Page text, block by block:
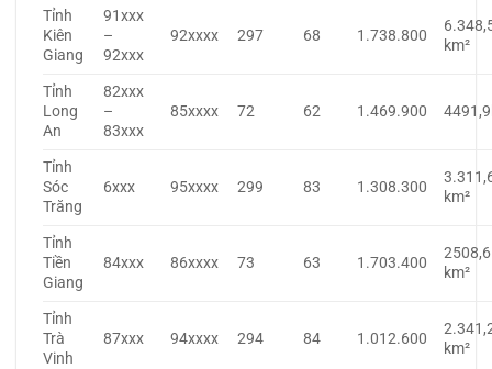
Tỉnh
Kiên
Giang
91xxx
–
92xxx
92xxxx 297 68 1.738.800
km²
Tỉnh
Long
An
82xxx
–
83xxx
85xxxx 72 62 1.469.900
Tỉnh
Sóc
Trăng
6xxx 95xxxx 299 83 1.308.300
km²
Tỉnh
Tiền
Giang
84xxx 86xxxx 73 63 1.703.400
2508,6
km²
Tỉnh
Trà
Vinh
87xxx 94xxxx 294 84 1.012.600
km²